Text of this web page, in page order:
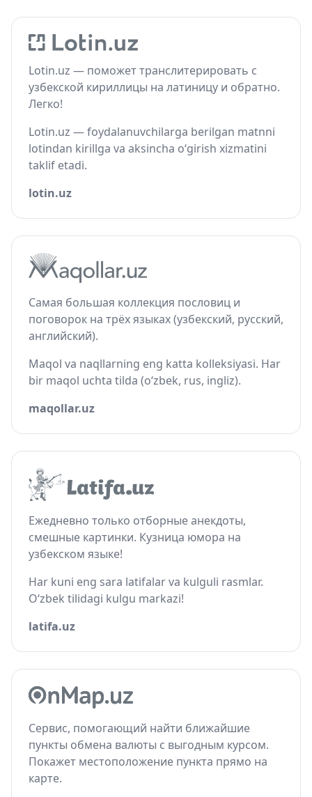
Lotin.uz — поможет транслитерировать с
узбекской кириллицы на латиницу и обратно.
Легко!
Lotin.uz — foydalanuvchilarga berilgan matnni
lotindan kirillga va aksincha o‘girish xizmatini
taklif etadi.
lotin.uz
Самая большая коллекция пословиц и
поговорок на трёх языках (узбекский, русский,
английский).
Maqol va naqllarning eng katta kolleksiyasi. Har
bir maqol uchta tilda (o‘zbek, rus, ingliz).
maqollar.uz
Ежедневно только отборные анекдоты,
смешные картинки. Кузница юмора на
узбекском языке!
Har kuni eng sara latifalar va kulguli rasmlar.
O‘zbek tilidagi kulgu markazi!
latifa.uz
Сервис, помогающий найти ближайшие
пункты обмена валюты с выгодным курсом.
Покажет местоположение пункта прямо на
карте.